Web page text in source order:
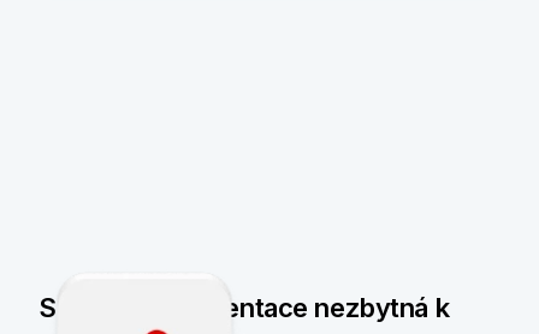
Smluvní dokumentace nezbytná k